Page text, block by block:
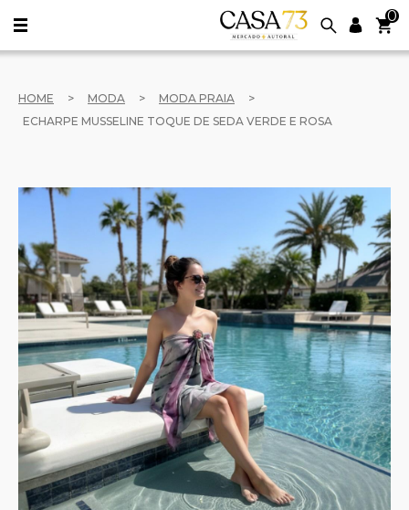
0
HOME > MODA > MODA PRAIA
>
ECHARPE MUSSELINE TOQUE DE SEDA VERDE E ROSA